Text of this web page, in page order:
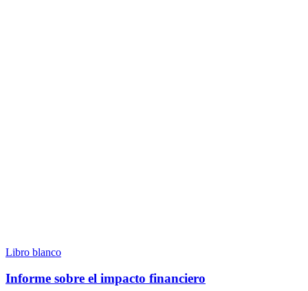
Libro blanco
Informe sobre el impacto financiero